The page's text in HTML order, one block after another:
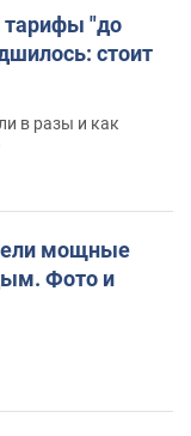
тарифы "до
стоит
в разы и как
мощные
Фото и